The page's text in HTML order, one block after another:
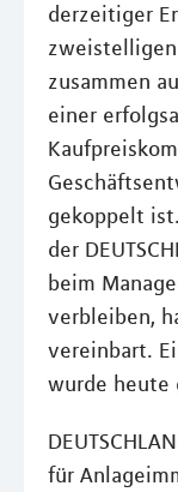
derzeitiger
zusammen
einer
gekoppelt
der
beim
verbleiben,
vereinbart.
wurde heute
für